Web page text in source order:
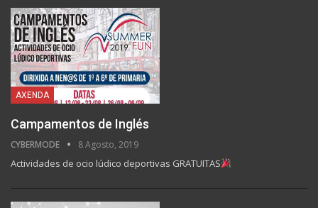
AXENDA
Campamentos de Inglés
CYBERMODE 8 Agosto, 2019
Actividades de ocio lúdico deportivas GRATUITAS